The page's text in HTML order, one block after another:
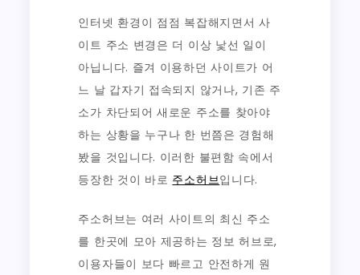
인터넷 환경이 점점 복잡해지면서 사
이트 주소 변경은 더 이상 낯선 일이
아닙니다. 즐겨 이용하던 사이트가 어
느 날 갑자기 접속되지 않거나, 기존 주
소가 차단되어 새로운 주소를 찾아야
하는 상황을 누구나 한 번쯤은 경험해
봤을 것입니다. 이러한 불편함 속에서
등장한 것이 바로 주소허브입니다.
주소허브는 여러 사이트의 최신 주소
를 한곳에 모아 제공하는 정보 허브로,
이용자들이 보다 빠르고 안전하게 원